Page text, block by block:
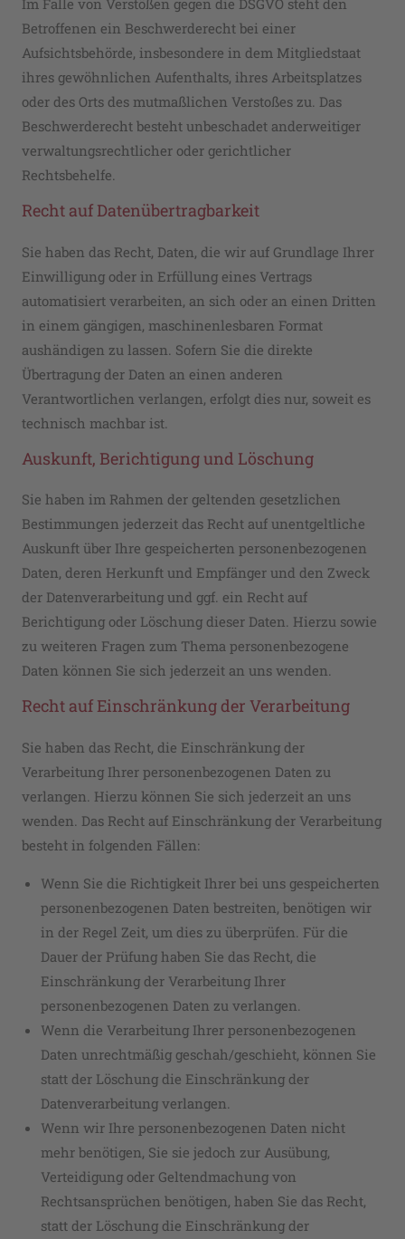
Im Falle von Verstößen gegen die DSGVO steht den
Betroffenen ein Beschwerderecht bei einer
Aufsichtsbehörde, insbesondere in dem Mitgliedstaat
ihres gewöhnlichen Aufenthalts, ihres Arbeitsplatzes
oder des Orts des mutmaßlichen Verstoßes zu. Das
Beschwerderecht besteht unbeschadet anderweitiger
verwaltungsrechtlicher oder gerichtlicher
Rechtsbehelfe.
Recht auf Daten­übertrag­barkeit
Sie haben das Recht, Daten, die wir auf Grundlage Ihrer
Einwilligung oder in Erfüllung eines Vertrags
automatisiert verarbeiten, an sich oder an einen Dritten
in einem gängigen, maschinenlesbaren Format
aushändigen zu lassen. Sofern Sie die direkte
Übertragung der Daten an einen anderen
Verantwortlichen verlangen, erfolgt dies nur, soweit es
technisch machbar ist.
Auskunft, Berichtigung und Löschung
Sie haben im Rahmen der geltenden gesetzlichen
Bestimmungen jederzeit das Recht auf unentgeltliche
Auskunft über Ihre gespeicherten personenbezogenen
Daten, deren Herkunft und Empfänger und den Zweck
der Datenverarbeitung und ggf. ein Recht auf
Berichtigung oder Löschung dieser Daten. Hierzu sowie
zu weiteren Fragen zum Thema personenbezogene
Daten können Sie sich jederzeit an uns wenden.
Recht auf Einschränkung der Verarbeitung
Sie haben das Recht, die Einschränkung der
Verarbeitung Ihrer personenbezogenen Daten zu
verlangen. Hierzu können Sie sich jederzeit an uns
wenden. Das Recht auf Einschränkung der Verarbeitung
besteht in folgenden Fällen:
Wenn Sie die Richtigkeit Ihrer bei uns gespeicherten
personenbezogenen Daten bestreiten, benötigen wir
in der Regel Zeit, um dies zu überprüfen. Für die
Dauer der Prüfung haben Sie das Recht, die
Einschränkung der Verarbeitung Ihrer
personenbezogenen Daten zu verlangen.
Wenn die Verarbeitung Ihrer personenbezogenen
Daten unrechtmäßig geschah/geschieht, können Sie
statt der Löschung die Einschränkung der
Datenverarbeitung verlangen.
Wenn wir Ihre personenbezogenen Daten nicht
mehr benötigen, Sie sie jedoch zur Ausübung,
Verteidigung oder Geltendmachung von
Rechtsansprüchen benötigen, haben Sie das Recht,
statt der Löschung die Einschränkung der